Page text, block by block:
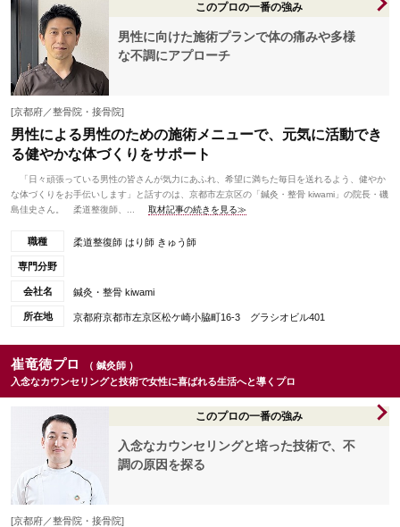
このプロの一番の強み
男性に向けた施術プランで体の痛みや多様
な不調にアプローチ
[京都府／整骨院・接骨院]
男性による男性のための施術メニューで、元気に活動でき
る健やかな体づくりをサポート
「日々頑張っている男性の皆さんが気力にあふれ、希望に満ちた毎日を送れるよう、健やか
な体づくりをお手伝いします」と話すのは、京都市左京区の「鍼灸・整骨 kiwami」の院長・磯
島佳史さん。 柔道整復師、...
取材記事の続きを見る≫
職種 柔道整復師 はり師 きゅう師
専門分野
会社名 鍼灸・整骨 kiwami
所在地 京都府京都市左京区松ケ崎小脇町16-3 グラシオビル401
崔竜徳プロ
（ 鍼灸師 ）
入念なカウンセリングと技術で女性に喜ばれる生活へと導くプロ
このプロの一番の強み
入念なカウンセリングと培った技術で、不
調の原因を探る
[京都府／整骨院・接骨院]